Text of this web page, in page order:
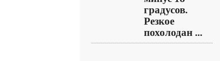
градусов.
Резкое
похолодан ...